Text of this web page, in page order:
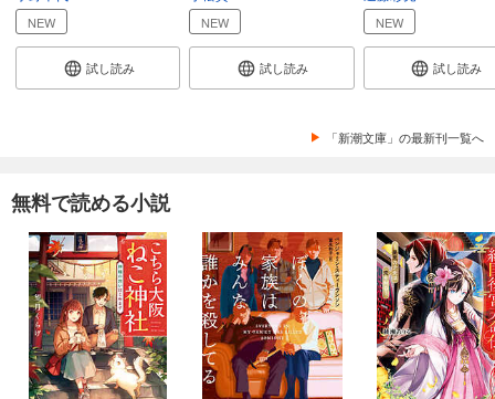
NEW
試し読み
NEW
試し読み
NEW
試し読み
「新潮文庫」の最新刊一覧へ
無料で読める小説